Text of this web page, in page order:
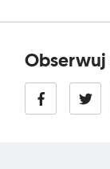
Obserwuj